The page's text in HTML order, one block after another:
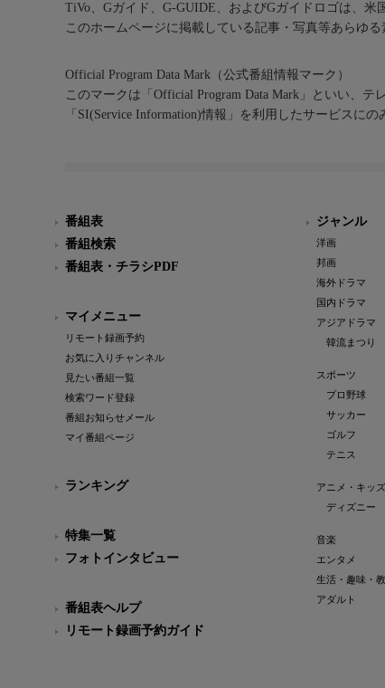
TiVo、Gガイド、G-GUIDE、およびGガイドロゴは、米
このホームページに掲載している記事・写真等あらゆる
Official Program Data Mark（公式番組情報マーク）
このマークは「Official Program Data Mark」といい、テ
「SI(Service Information)情報」を利用したサービスに
番組表
番組検索
番組表・チラシPDF
マイメニュー
リモート録画予約
お気に入りチャンネル
見たい番組一覧
検索ワード登録
番組お知らせメール
マイ番組ページ
ランキング
特集一覧
フォトインタビュー
番組表ヘルプ
リモート録画予約ガイド
ジャンル
洋画
邦画
海外ドラマ
国内ドラマ
アジアドラマ
韓流まつり
スポーツ
プロ野球
サッカー
ゴルフ
テニス
アニメ・キッズ
ディズニー
音楽
エンタメ
生活・趣味・
アダルト